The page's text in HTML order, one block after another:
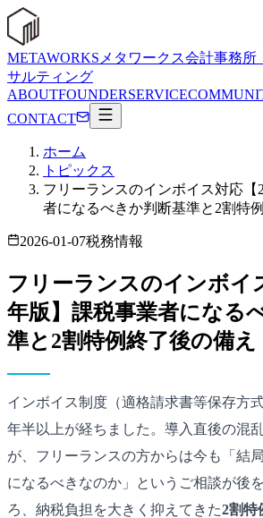
METAWORKS メタワークス会計事務
サルティング
ABOUTFOUNDERSERVICE
CONTACT
ホーム
トピックス
フリーランスのインボイス対応【
者になるべきか判断基準と2割特
2026-01-07税務情報
フリーランスのインボイ
年版】課税事業者になる
準と2割特例終了後の備え
インボイス制度（適格請求書等保存方
年半以上が経ちました。導入直後の混
が、フリーランスの方からは今も「結
になるべきなのか」というご相談が後
ろ、納税負担を大きく抑えてきた2割特